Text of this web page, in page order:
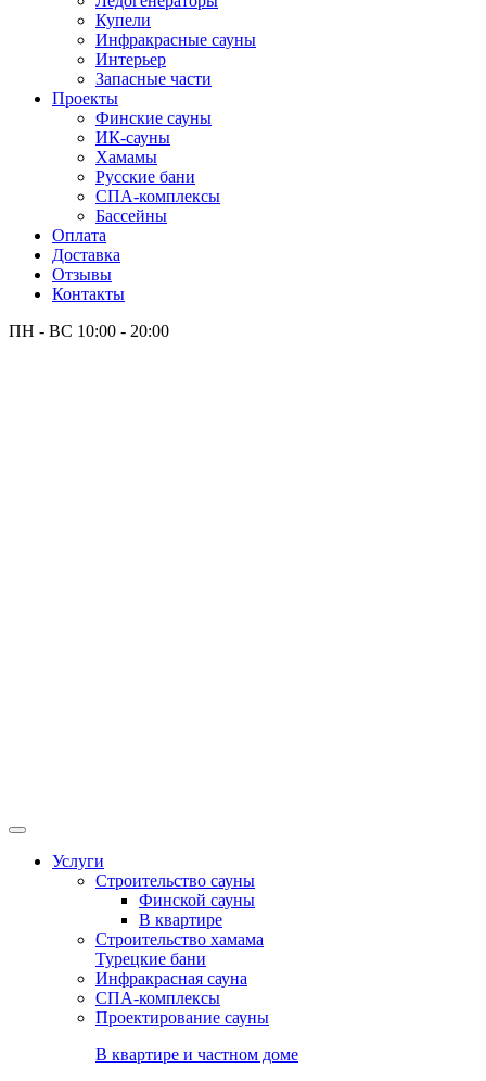
Купели
Инфракрасные сауны
Интерьер
Запасные части
Проекты
Финские сауны
ИК-сауны
Хамамы
Русские бани
СПА-комплексы
Бассейны
Оплата
Доставка
Отзывы
Контакты
ПН - ВС 10:00 - 20:00
Услуги
Строительство сауны
Финской сауны
В квартире
Строительство хамама
Турецкие бани
Инфракрасная сауна
СПА-комплексы
Проектирование сауны
В квартире и частном доме